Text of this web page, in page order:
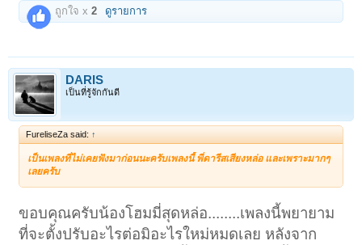
ถูกใจ x2 ดูรายการ
DARIS
เป็นที่รู้จักกันดี
FureliseZa said: ↑
เป็นเพลงที่ไม่เคยฟังมาก่อนนะครับเพลงนี้ พี่ดารีสเสียงหล่อ และเพราะมากๆ
เลยครับ
ขอบคุณครับน้องโฮมมี่สุดหล่อ........เพลงนี้พยายาม
ที่จะตั้งปรับอะไรต่อมิอะไรใหม่หมดเลย หลังจาก